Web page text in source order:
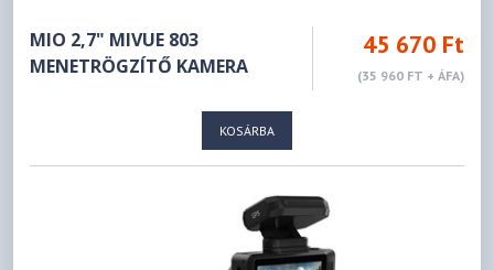
MIO 2,7" MIVUE 803
MENETRÖGZÍTŐ KAMERA
45 670 Ft
(35 960 FT + ÁFA)
KOSÁRBA